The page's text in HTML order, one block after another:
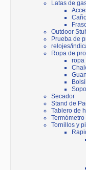
Latas de
Outdoor
Prueba de
relojes/
Ropa de
ropa
Secador
Stand de
Tablero de
Termómetro
Tornillos y